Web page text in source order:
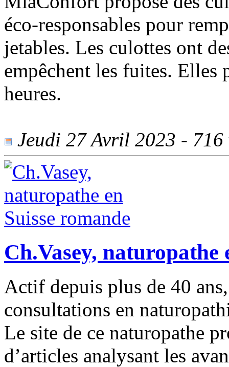
éco-responsables pour
jetables. Les culottes ont
empêchent les fuites. Elles
heures.
Jeudi 27 Avril 2023 - 716
Ch.Vasey, naturopathe
Actif depuis plus de 40
consultations en
Le site de ce naturopathe
d’articles analysant les